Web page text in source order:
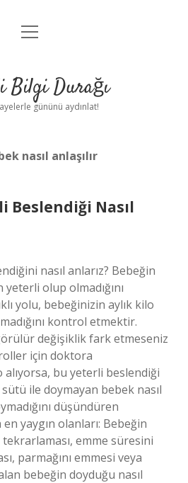
Anasayfa
Yasal Uyarı
menüyü
Bilgi Durağı
gününü aydınlat!
nasıl anlaşılır
Beslendiği Nasıl
nasıl anlarız? Bebeğin
olup olmadığını
yolu, bebeğinizin aylık kilo
kontrol etmektir.
değişiklik fark etmeseniz
için doktora
bu yeterli beslendiği
ile doymayan bebek nasıl
düşündüren
yaygın olanları: Bebeğin
tekrarlaması, emme süresini
parmağını emmesi veya
bebeğin doyduğu nasıl